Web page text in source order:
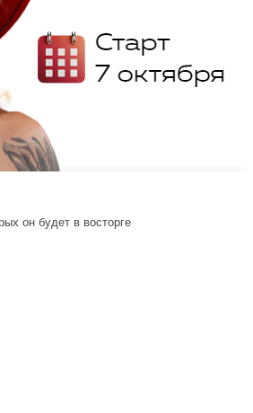
он будет в восторге